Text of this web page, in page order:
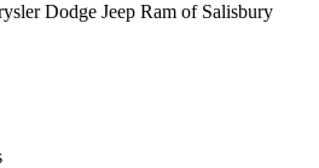
Dodge Jeep Ram of Salisbury